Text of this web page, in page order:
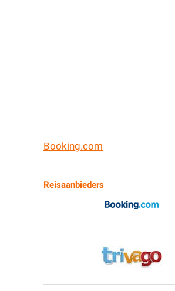
Booking.com
Reisaanbieders